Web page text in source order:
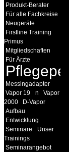
Produkt-Berater
Für alle Fachkreise
Neugeräte
Firstline Training
Primus
Mitgliedschaften
Für Ärzte
Messingadapter
Vapor 19
n
Vapor
2000
D-Vapor
Aufbau
Entwicklung
Seminare
Unser
Trainings
Seminarangebot